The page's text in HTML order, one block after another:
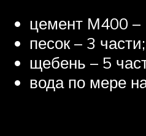
цемент М400 –
песок – 3 части;
щебень – 5
вода по мере